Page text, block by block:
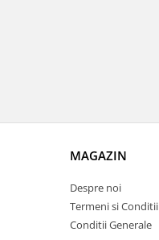
MAGAZIN
Despre noi
Termeni si Conditii
Conditii Generale